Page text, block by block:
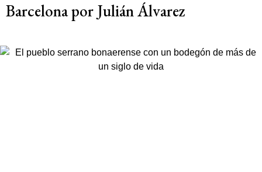
Barcelona por Julián Álvarez